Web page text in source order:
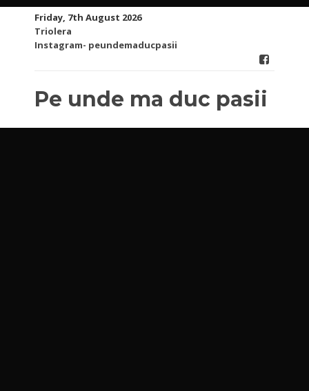
Friday, 7th August 2026
Triolera
Instagram- peundemaducpasii
Pe unde ma duc pasii